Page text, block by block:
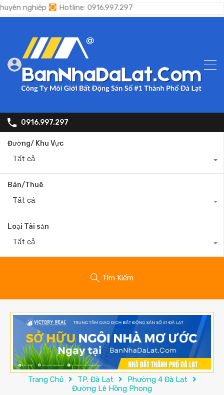
Hotline: 0916.997.297
0916.997.297
Đường/ Khu Vực
Tất cả
Bán/Thuê
Tất cả
Loại Tài sản
Tất cả
Tìm Kiếm
Trang Chủ TP. Đà Lạt
Phường 4 Đà Lạt
Đường Lê Hồng Phong